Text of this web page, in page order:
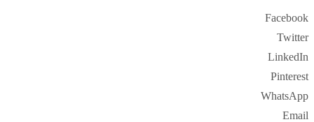
Facebook
Twitter
LinkedIn
Pinterest
WhatsApp
Email